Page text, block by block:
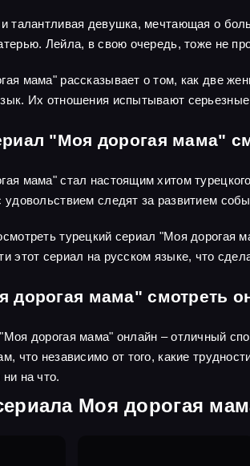
талантливая девушка, мечтающая о
Лейла, в свою очередь, тоже не
мама" рассказывает о том, как две
Их отношения испытывают
"Моя дорогая мама"
мама" стал настоящим хитом
следят за развитием
турецкий сериал "Моя дорогая
этот сериал на русском языке, что
дорогая мама" смотреть
дорогая мама" онлайн – отличный
что независимо от того, какие
на что.
Моя дорогая